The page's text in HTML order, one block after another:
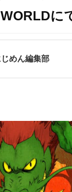
に
めん編集部